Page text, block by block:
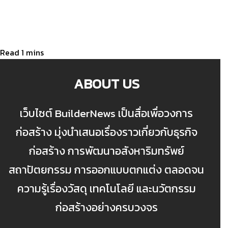
ABOUT US
เว็บไซต์ BuilderNews เป็นสื่อเพื่อวงการ
ก่อสร้าง มุ่งนำเสนอเรื่องราวเกี่ยวกับธุรกิจ
ก่อสร้าง การพัฒนาอสังหาริมทรัพย์
สถาปัตยกรรม การออกแบบตกแต่ง ตลอดจน
ความรู้เรื่องวัสดุ เทคโนโลยี และนวัตกรรม
ก่อสร้างอย่างครบวงจร